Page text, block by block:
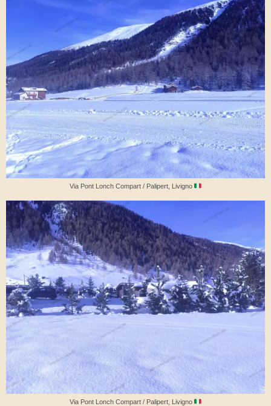
Via Pont Lonch Compart / Palipert, Livigno
Via Pont Lonch Compart / Palipert, Livigno